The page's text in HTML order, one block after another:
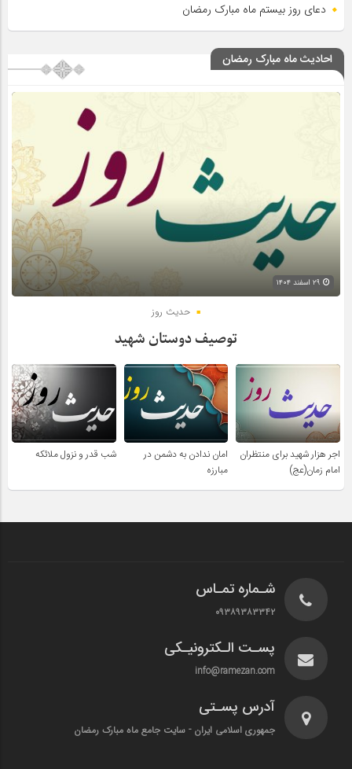
دعای روز بیستم ماه مبارک رمضان
احادیث ماه مبارک رمضان
حدیث روز
توصیف دوستان شهید
اجر هزار شهید برای منتظران
امام زمان(عج)
امان ندادن به دشمن در
مبارزه
شب قدر و نزول ملائکه
شـماره تمـاس
۰۹۳۸۹۳۸۳۳۴۲
پسـت الـکترونیـکی
info@ramezan.com
آدرس پسـتی
جمهوری اسلامی ایران - سایت جامع ماه مبارک رمضان